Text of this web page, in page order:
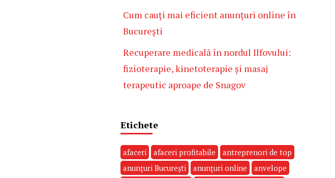
Cum cauți mai eficient anunțuri online în
București
Recuperare medicală în nordul Ilfovului:
fizioterapie, kinetoterapie și masaj
terapeutic aproape de Snagov
Etichete
afaceri afaceri profitabile
antreprenori de top
anunțuri București
anunțuri online
anvelope